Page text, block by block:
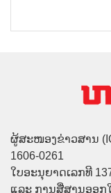
ຜູ້ສະໜອງຂ່າວສານ
1606-0261
ໃບອະນຸຍາດເລກທີ
ແລະ ການສື່ສານອອກ